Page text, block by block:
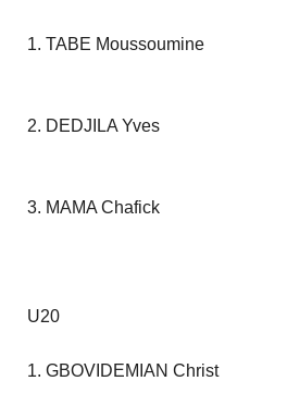
1. TABE Moussoumine
2. DEDJILA Yves
3. MAMA Chafick
U20
1. GBOVIDEMIAN Christ